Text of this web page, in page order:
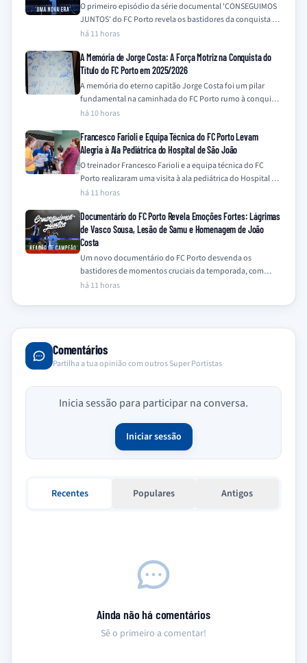
O primeiro episódio da série documental 'CONSEGUIMOS
JUNTOS' do FC Porto revela os bastidores da conquista do
31.º Campeonato Nacional na época…
há 11 horas
A Memória de Jorge Costa: A Força Motriz na Conquista do
Título do FC Porto em 2025/2026
A memória do eterno capitão Jorge Costa foi um pilar
fundamental na caminhada do FC Porto rumo à conquista
do título da…
há 10 horas
Francesco Farioli e Equipa Técnica do FC Porto Levam
Alegria à Ala Pediátrica do Hospital de São João
O treinador Francesco Farioli e a equipa técnica do FC
Porto realizaram uma visita à ala pediátrica do Hospital de
São João,…
há 11 horas
Documentário do FC Porto Revela Emoções Fortes: Lágrimas
de Vasco Sousa, Lesão de Samu e Homenagem de João
Costa
Um novo documentário do FC Porto desvenda os
bastidores de momentos cruciais da temporada, com
destaque para a emotiva recuperação de Vasco…
há 11 horas
Comentários
Partilha a tua opinião com outros Super Portistas
Inicia sessão para participar na conversa.
Iniciar sessão
Recentes Populares Antigos
Ainda não há comentários
Sê o primeiro a comentar!